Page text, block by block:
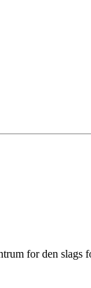
for den slags